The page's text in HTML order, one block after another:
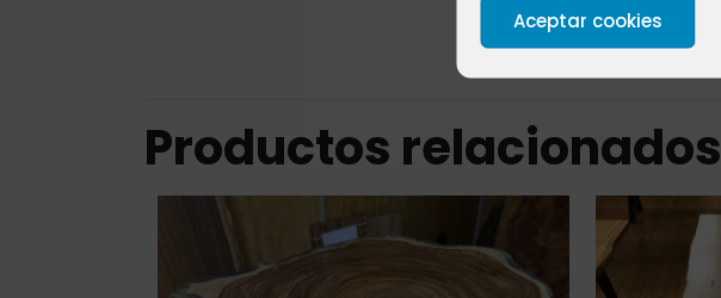
Aceptar cookies
Productos relacionados